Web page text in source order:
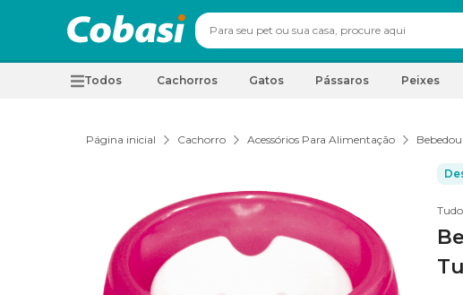
Todos Cachorros Gatos Pássaros Peixes
Página inicial Cachorro Acessórios Para Alimentação